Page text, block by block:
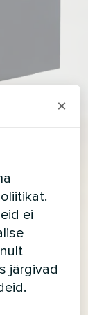
×
ei
järgivad